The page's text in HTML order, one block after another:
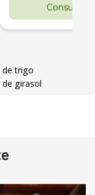
Consultar
de trigo
de girasol